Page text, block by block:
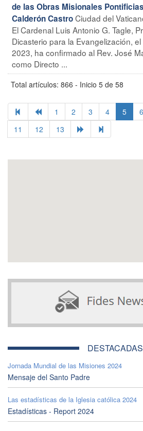
de las Obras Misionales
Calderón CastroCiudad del
El Cardenal Luis Antonio G. Tagle,
Dicasterio para la Evangelización,
2023, ha confirmado al Rev. José
como Directo ...
Total artículos: 866 - Inicio 5 de 58
1 2 3 4 5 6
11
12 13
DESTACADAS
Jornada Mundial de las Misiones 2024
Mensaje del Santo Padre
Las estadísticas de la Iglesia católica 2024
Estadísticas - Report 2024